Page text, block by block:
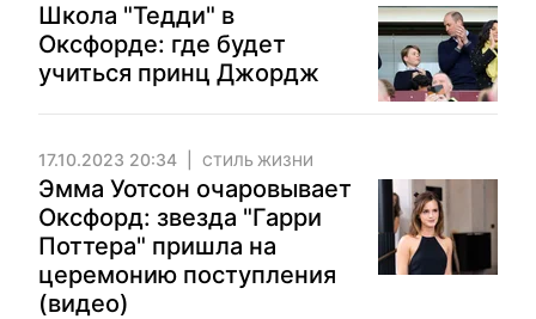
Школа "Тедди" в
Оксфорде: где будет
учиться принц Джордж
17.10.2023 20:34 СТИЛЬ ЖИЗНИ
Эмма Уотсон очаровывает
Оксфорд: звезда "Гарри
Поттера" пришла на
церемонию поступления
(видео)